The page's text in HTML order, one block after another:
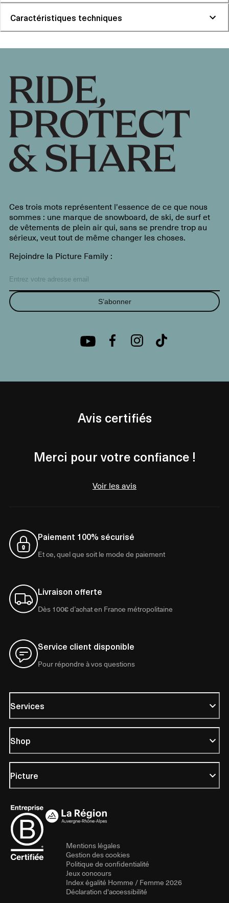
Caractéristiques techniques
Ces trois mots représentent l'essence de ce que nous
sommes : une marque de snowboard, de ski, de surf et
de vêtements de plein air qui, sans se prendre trop au
sérieux, veut tout de même changer les choses.
Rejoindre la Picture Family :
S’abonner
Avis certifiés
Merci pour votre confiance !
Voir les avis
Paiement 100% sécurisé
Et ce, quel que soit le mode de paiement
Livraison offerte
Dès 100€ d’achat en France métropolitaine
Service client disponible
Pour répondre à vos questions
Services
Shop
Picture
Mentions légales
Gestion des cookies
Politique de confidentialité
Jeux concours
Index égalité Homme / Femme 2026
Déclaration d'accessibilité